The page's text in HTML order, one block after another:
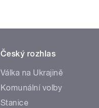
Český rozhlas
Válka na Ukrajině
Komunální volby
Stanice